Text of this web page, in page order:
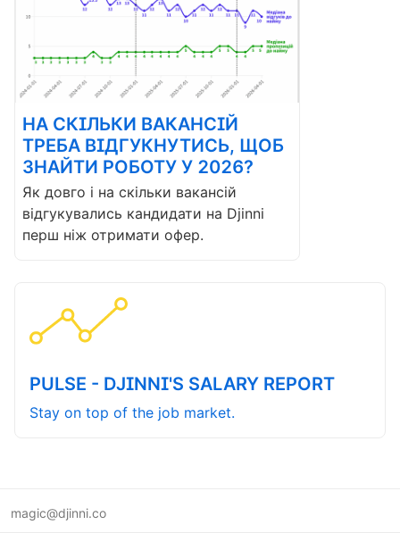
НА СКІЛЬКИ ВАКАНСІЙ
ТРЕБА ВІДГУКНУТИСЬ, ЩОБ
ЗНАЙТИ РОБОТУ У 2026?
Як довго і на скільки вакансій
відгукувались кандидати на Djinni
перш ніж отримати офер.
PULSE - DJINNI'S SALARY REPORT
Stay on top of the job market.
magic@djinni.co